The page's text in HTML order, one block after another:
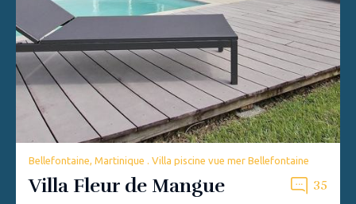
Bellefontaine, Martinique . Villa piscine vue mer Bellefontaine
Villa Fleur de Mangue 35